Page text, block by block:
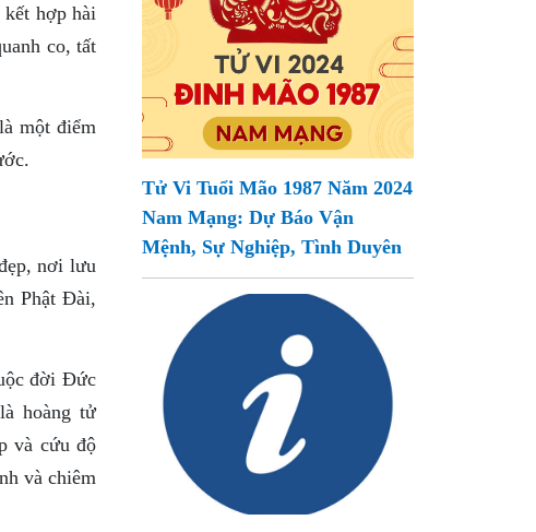
hợp hài
co, tất
một điểm
nơi lưu
Phật Đài,
đời Đức
hoàng tử
và cứu độ
và chiêm
Tử Vi Tuổi Mão 1987 Năm 2024
Nam Mạng: Dự Báo Vận
Mệnh, Sự Nghiệp, Tình Duyên